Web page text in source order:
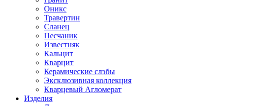
Оникс
Травертин
Сланец
Песчаник
Известняк
Кальцит
Кварцит
Керамические слэбы
Эксклюзивная коллекция
Кварцевый Агломерат
Изделия